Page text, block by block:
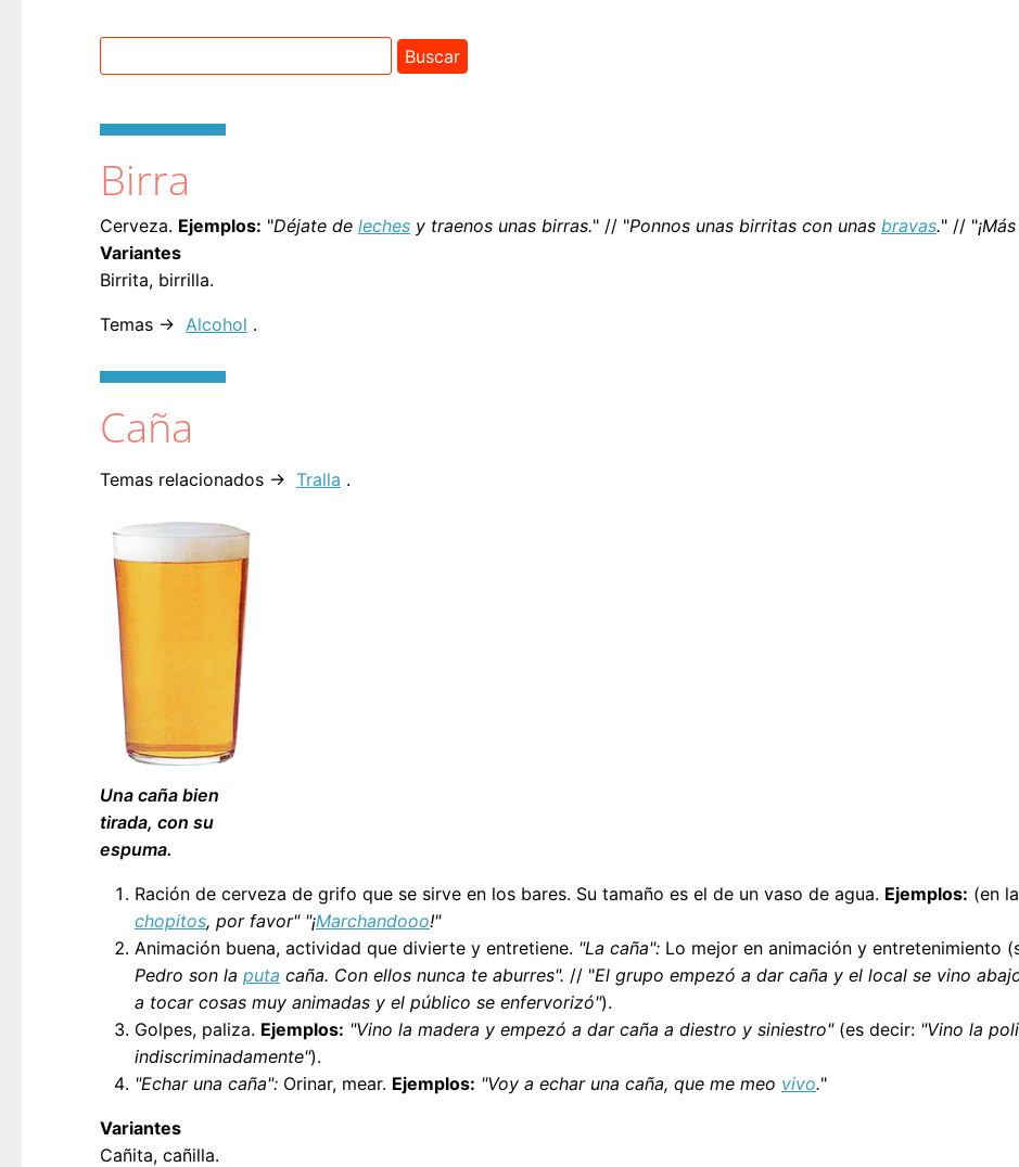
Birra
Cerveza. Ejemplos: "Déjate de leches y traenos unas birras." // "Ponnos unas birritas con unas bravas." // "
Variantes
Birrita, birrilla.
Temas → Alcohol .
Caña
Temas relacionados → Tralla .
Una caña bien
tirada, con su
espuma.
Ración de cerveza de grifo que se sirve en los bares. Su tamaño es el de un vaso de agua. Ejemplos: (en
chopitos, por favor" "¡Marchandooo!"
Animación buena, actividad que divierte y entretiene. "La caña": Lo mejor en animación y entretenimiento
Pedro son la puta caña. Con ellos nunca te aburres". // "El grupo empezó a dar caña y el local se vino
a tocar cosas muy animadas y el público se enfervorizó").
Golpes, paliza. Ejemplos: "Vino la madera y empezó a dar caña a diestro y siniestro"(es decir: "Vino la
indiscriminadamente").
"Echar una caña": Orinar, mear. Ejemplos: "Voy a echar una caña, que me meo vivo."
Variantes
Cañita, cañilla.